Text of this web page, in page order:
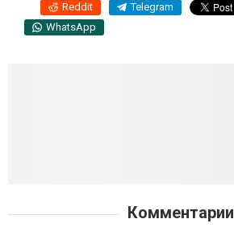
Reddit Telegram
WhatsApp
Комментарии